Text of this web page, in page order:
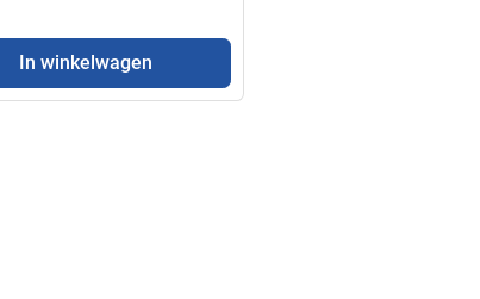
In winkelwagen